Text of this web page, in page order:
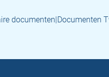
documenten|Documenten